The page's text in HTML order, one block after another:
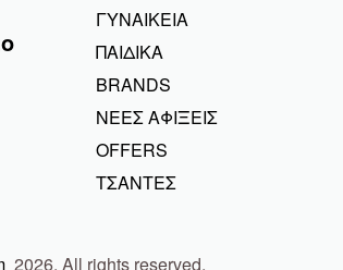
ΓΥΝΑΙΚΕΙΑ
ΠΑΙΔΙΚΑ
BRANDS
ΝΕΕΣ ΑΦΙΞΕΙΣ
OFFERS
ΤΣΑΝΤΕΣ
2026. All rights reserved.